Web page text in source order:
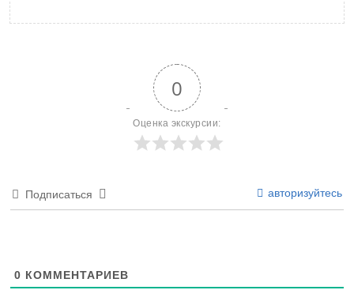
Отправить
0
Оценка экскурсии:
Подписаться авторизуйтесь
0 КОММЕНТАРИЕВ